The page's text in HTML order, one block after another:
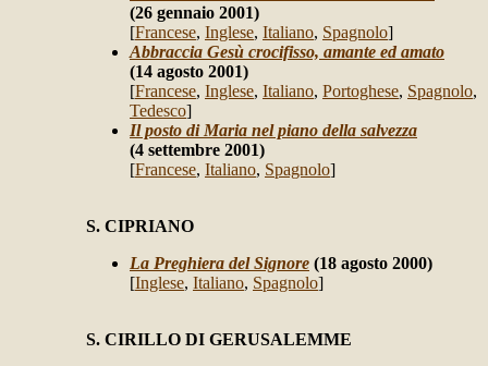
(26 gennaio 2001)
[Francese, Inglese, Italiano, Spagnolo]
Abbraccia Gesù crocifisso, amante ed amato
(14 agosto 2001)
[Francese, Inglese, Italiano, Portoghese, Spagnolo,
Tedesco]
Il posto di Maria nel piano della salvezza
(4 settembre 2001)
[Francese, Italiano, Spagnolo]
S. CIPRIANO
La Preghiera del Signore (18 agosto 2000)
[Inglese, Italiano, Spagnolo]
S. CIRILLO DI GERUSALEMME